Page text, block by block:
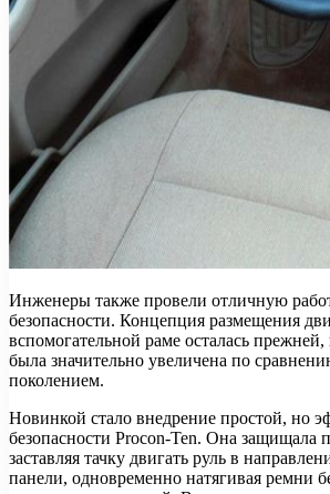
Инженеры также провели отличную
безопасности. Концепция размещения
вспомогательной раме осталась прежней,
была значительно увеличена по
поколением.
Новинкой стало внедрение простой, но
безопасности Procon-Ten. Она защищала
заставляя тачку двигать руль в
панели, одновременно натягивая ремни